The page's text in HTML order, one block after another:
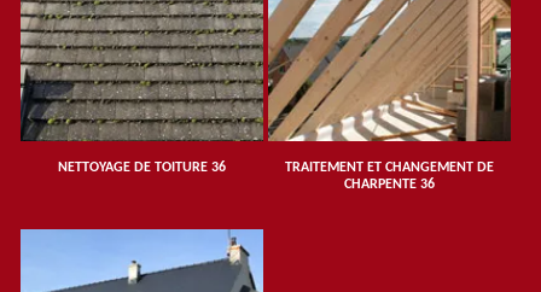
NETTOYAGE DE TOITURE 36
TRAITEMENT ET CHANGEMENT DE
CHARPENTE 36